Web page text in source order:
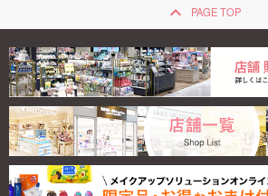
keyboard_arrow_up PAGE TOP